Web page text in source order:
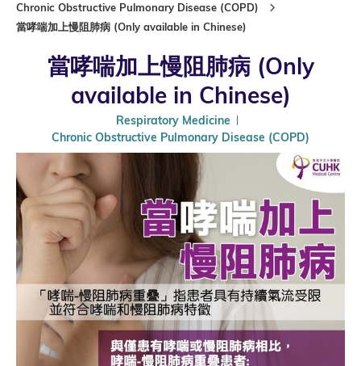
Chronic Obstructive Pulmonary Disease (COPD)
當哮喘加上慢阻肺病 (Only available in Chinese)
當哮喘加上慢阻肺病 (Only
available in Chinese)
Respiratory Medicine
Chronic Obstructive Pulmonary Disease (COPD)